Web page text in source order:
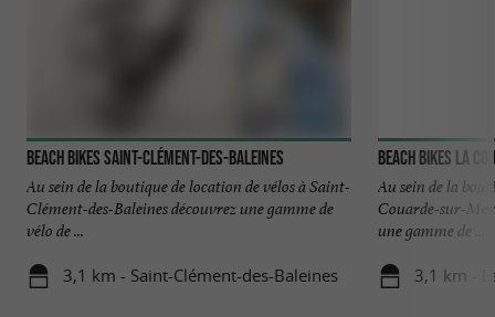
BEACH BIKES Saint-Clément-des-Baleines
Au sein de la boutique de location de vélos à Saint-
Clément-des-Baleines découvrez une gamme de
vélo de ...
3,1 km - Saint-Clément-des-Baleines
Au sein de la
Couarde-sur-
une gamme de ...
3,1 km -